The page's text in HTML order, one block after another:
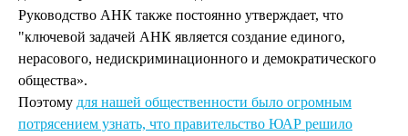
Руководство АНК также постоянно утверждает, что
"ключевой задачей АНК является создание единого,
нерасового, недискриминационного и демократического
общества».
Поэтому для нашей общественности было огромным
потрясением узнать, что правительство ЮАР решило